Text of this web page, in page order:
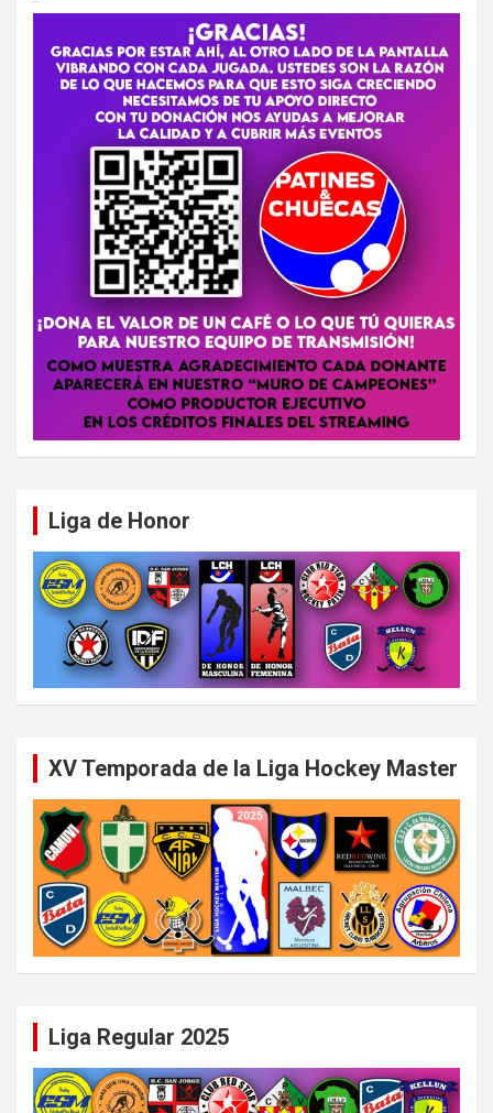
Liga de Honor
XV Temporada de la Liga Hockey Master
Liga Regular 2025